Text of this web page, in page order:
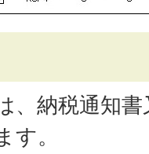
、納税通知
す。